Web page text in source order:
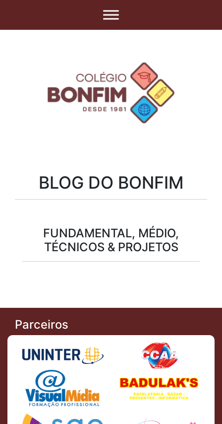
BLOG DO BONFIM
FUNDAMENTAL, MÉDIO,
TÉCNICOS & PROJETOS
Parceiros